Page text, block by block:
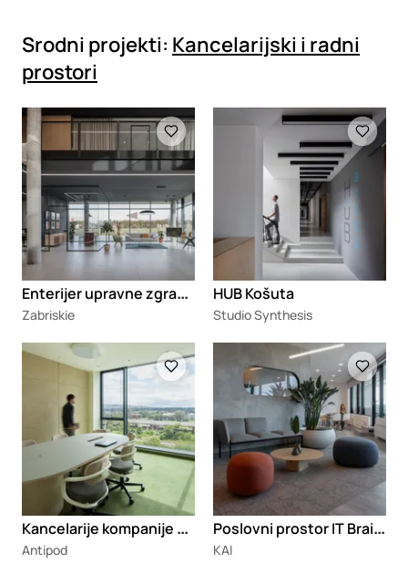
Srodni projekti: Kancelarijski i radni
prostori
Loading
E
nterijer upravne zgrade kompanije „Drina plastika 86“
Zabriskie
HUB Košuta
Studio Synthesis
Loading
K
ancelarije kompanije Zühlke
Antipod
P
oslovni prostor IT Braineering
KAI